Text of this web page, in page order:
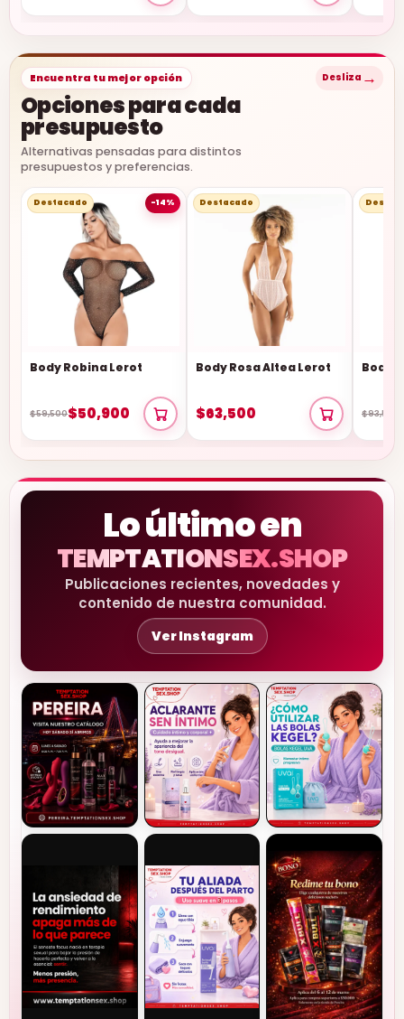
Encuentra tu mejor opción
Opciones para cada
presupuesto
Alternativas pensadas para distintos
presupuestos y preferencias.
Desliza →
Destacado -14%
Body Robina Lerot
$59,500$50,900
Destacado
Body Rosa Altea Lerot
$63,500
Body
$93,500
Lo último en
TEMPTATIONSEX.SHOP
Publicaciones recientes, novedades y
contenido de nuestra comunidad.
Ver Instagram